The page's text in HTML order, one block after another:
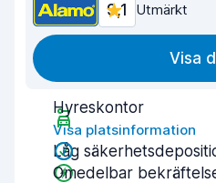
9,1 Utmärkt
Visa
Hyreskontor
Visa platsinformation
Låg
Omedelbar